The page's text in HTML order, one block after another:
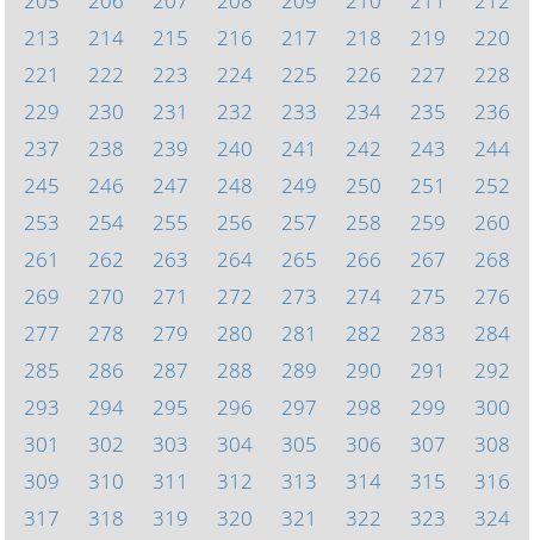
213
214 215 216 217 218 219
220
221
222 223 224 225 226 227
228
229
230 231 232 233 234 235
236
237
238 239 240 241 242 243
244
245
246 247 248 249 250 251
252
253
254 255 256 257 258 259
260
261
262 263 264 265 266 267
268
269
270 271 272 273 274 275
276
277
278 279 280 281 282 283
284
285
286 287 288 289 290 291
292
293
294 295 296 297 298 299
300
301
302 303 304 305 306 307
308
309
310 311 312 313 314 315
316
317
318 319 320 321 322 323
324